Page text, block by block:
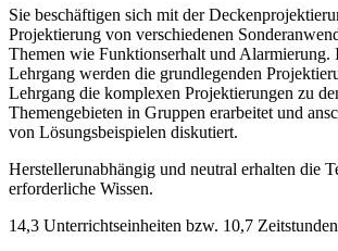
Sie beschäftigen sich mit der
Projektierung von verschiedenen
Themen wie Funktionserhalt und Alarmierung.
Lehrgang werden die grundlegenden
Lehrgang die komplexen Projektierungen zu
Themengebieten in Gruppen erarbeitet und
von Lösungsbeispielen diskutiert.
Herstellerunabhängig und neutral erhalten die
erforderliche Wissen.
14,3 Unterrichtseinheiten bzw. 10,7